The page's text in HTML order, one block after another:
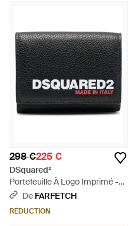
298 €225 €
DSquared²
Portefeuille À Logo Imprimé -
NoirDe FARFETCH
RÉDUCTION